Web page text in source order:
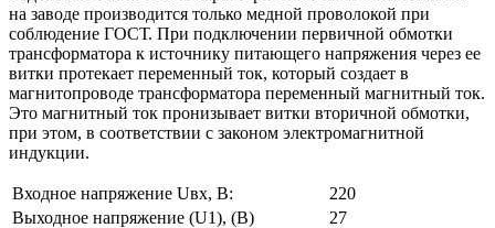
на заводе производится только медной проволокой при
соблюдение ГОСТ. При подключении первичной обмотки
трансформатора к источнику питающего напряжения через ее
витки протекает переменный ток, который создает в
магнитопроводе трансформатора переменный магнитный ток.
Это магнитный ток пронизывает витки вторичной обмотки,
при этом, в соответствии с законом электромагнитной
индукции.
Входное напряжение Uвх, В:
220
Выходное напряжение (U1), (В)
27